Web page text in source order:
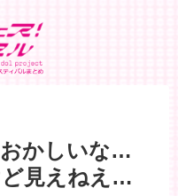
おかしいな…
見えねえ…